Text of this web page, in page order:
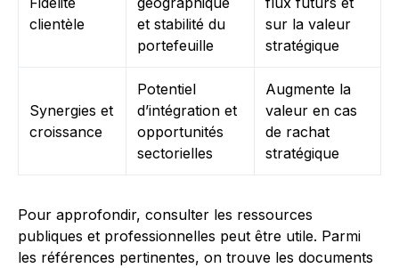
clientèle
et stabilité du
portefeuille
sur la valeur
stratégique
Synergies et
croissance
Potentiel
d’intégration et
opportunités
sectorielles
Augmente la
valeur en cas
de rachat
stratégique
Pour approfondir, consulter les ressources
publiques et professionnelles peut être utile. Parmi
les références pertinentes, on trouve les documents